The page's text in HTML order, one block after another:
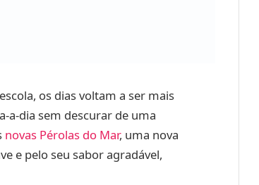
os dias voltam a ser mais
a-dia sem descurar de uma
novas Pérolas do Mar, uma nova
e pelo seu sabor agradável,